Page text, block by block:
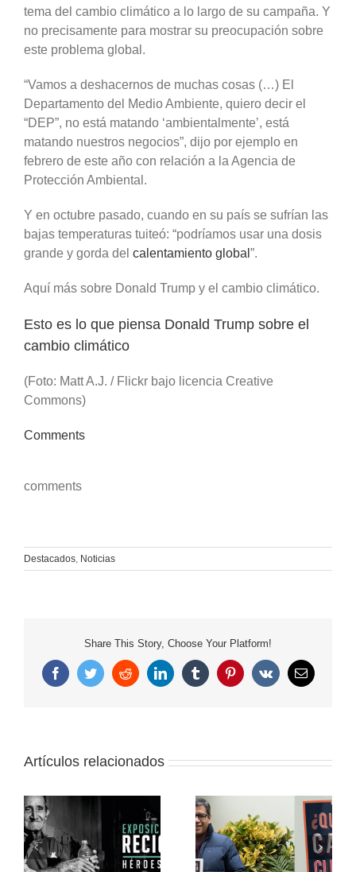
tema del cambio climático a lo largo de su campaña. Y
no precisamente para mostrar su preocupación sobre
este problema global.
“Vamos a deshacernos de muchas cosas (…) El
Departamento del Medio Ambiente, quiero decir el
“DEP”, no está matando ‘ambientalmente’, está
matando nuestros negocios”, dijo por ejemplo en
febrero de este año con relación a la Agencia de
Protección Ambiental.
Y en octubre pasado, cuando en su país se sufrían las
bajas temperaturas tuiteó: “podríamos usar una dosis
grande y gorda del calentamiento global ”.
Aquí más sobre Donald Trump y el cambio climático.
Esto es lo que piensa Donald Trump sobre el
cambio climático
(Foto: Matt A.J. / Flickr bajo licencia Creative
Commons)
Comments
comments
Destacados, Noticias
Share This Story, Choose Your Platform!
FacebookTwitterRedditLinkedInTumblrPinterestVk
Correo
Artículos relacionados
Iván Lanegra: “Nuestro
principal desafío es
mejorar nuestra
Muestra itinerante: